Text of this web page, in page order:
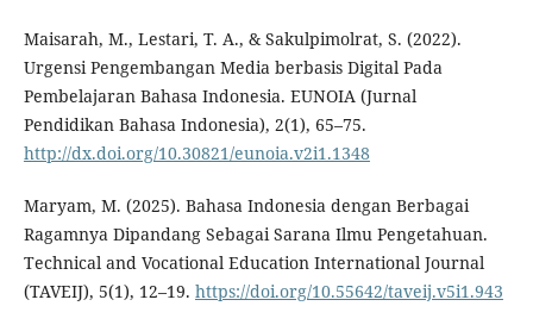
Maisarah, M., Lestari, T. A., & Sakulpimolrat, S. (2022).
Urgensi Pengembangan Media berbasis Digital Pada
Pembelajaran Bahasa Indonesia. EUNOIA (Jurnal
Pendidikan Bahasa Indonesia), 2(1), 65–75.
http://dx.doi.org/10.30821/eunoia.v2i1.1348
Maryam, M. (2025). Bahasa Indonesia dengan Berbagai
Ragamnya Dipandang Sebagai Sarana Ilmu Pengetahuan.
Technical and Vocational Education International Journal
(TAVEIJ), 5(1), 12–19. https://doi.org/10.55642/taveij.v5i1.943